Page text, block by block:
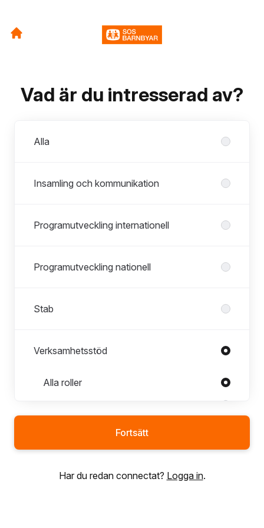
Vad är du intresserad av?
Alla
Insamling och kommunikation
Programutveckling internationell
Programutveckling nationell
Stab
Verksamhetsstöd
Roller i Verksamhetsstöd
Alla roller
Förvaltare IT
HR Business partner
Fortsätt
Har du redan connectat? Logga in.